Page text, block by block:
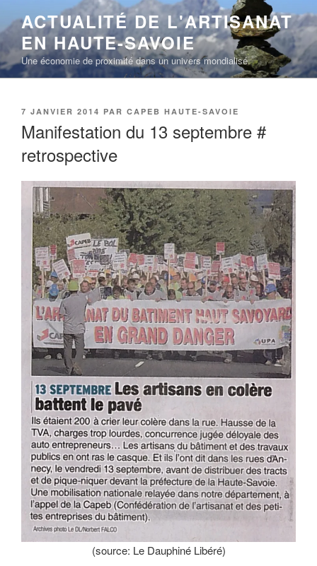
au
contenu
principal
ACTUALITÉ DE L'ARTISANAT
EN HAUTE-SAVOIE
Une économie de proximité dans un univers mondialisé.
PUBLIÉ
7 JANVIER 2014 PAR CAPEB HAUTE-SAVOIE
Manifestation du 13 septembre #
retrospective
(source: Le Dauphiné Libéré)